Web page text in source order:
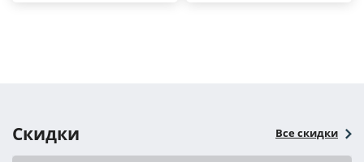
Скидки Все скидки